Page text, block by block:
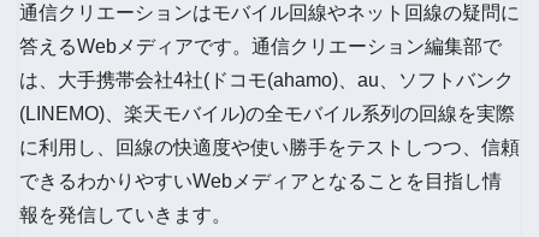
通信クリエーションはモバイル回線やネット回線の疑問に
答えるWebメディアです。通信クリエーション編集部で
は、大手携帯会社4社(ドコモ(ahamo)、au、ソフトバンク
(LINEMO)、楽天モバイル)の全モバイル系列の回線を実際
に利用し、回線の快適度や使い勝手をテストしつつ、信頼
できるわかりやすいWebメディアとなることを目指し情
報を発信していきます。